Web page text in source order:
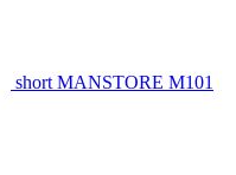
short MANSTORE M101